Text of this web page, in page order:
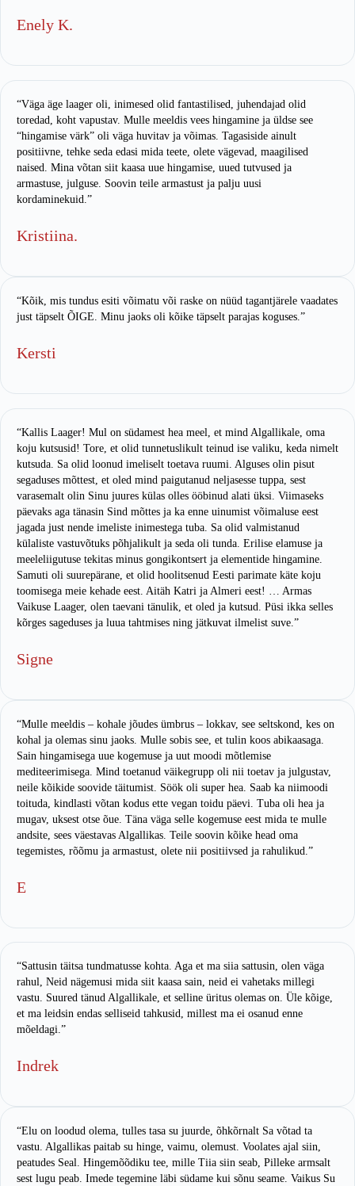
Enely K.
“Väga äge laager oli, inimesed olid fantastilised, juhendajad olid
toredad, koht vapustav. Mulle meeldis vees hingamine ja üldse see
“hingamise värk” oli väga huvitav ja võimas. Tagasiside ainult
positiivne, tehke seda edasi mida teete, olete vägevad, maagilised
naised. Mina võtan siit kaasa uue hingamise, uued tutvused ja
armastuse, julguse. Soovin teile armastust ja palju uusi
kordaminekuid.”
Kristiina.
“Kõik, mis tundus esiti võimatu või raske on nüüd tagantjärele vaadates
just täpselt ÕIGE. Minu jaoks oli kõike täpselt parajas koguses.”
Kersti
“Kallis Laager! Mul on südamest hea meel, et mind Algallikale, oma
koju kutsusid! Tore, et olid tunnetuslikult teinud ise valiku, keda nimelt
kutsuda. Sa olid loonud imeliselt toetava ruumi. Alguses olin pisut
segaduses mõttest, et oled mind paigutanud neljasesse tuppa, sest
varasemalt olin Sinu juures külas olles ööbinud alati üksi. Viimaseks
päevaks aga tänasin Sind mõttes ja ka enne uinumist võimaluse eest
jagada just nende imeliste inimestega tuba. Sa olid valmistanud
külaliste vastuvõtuks põhjalikult ja seda oli tunda. Erilise elamuse ja
meeleliigutuse tekitas minus gongikontsert ja elementide hingamine.
Samuti oli suurepärane, et olid hoolitsenud Eesti parimate käte koju
toomisega meie kehade eest. Aitäh Katri ja Almeri eest! … Armas
Vaikuse Laager, olen taevani tänulik, et oled ja kutsud. Püsi ikka selles
kõrges sageduses ja luua tahtmises ning jätkuvat ilmelist suve.”
Signe
“Mulle meeldis – kohale jõudes ümbrus – lokkav, see seltskond, kes on
kohal ja olemas sinu jaoks. Mulle sobis see, et tulin koos abikaasaga.
Sain hingamisega uue kogemuse ja uut moodi mõtlemise
mediteerimisega. Mind toetanud väikegrupp oli nii toetav ja julgustav,
neile kõikide soovide täitumist. Söök oli super hea. Saab ka niimoodi
toituda, kindlasti võtan kodus ette vegan toidu päevi. Tuba oli hea ja
mugav, uksest otse õue. Täna väga selle kogemuse eest mida te mulle
andsite, sees väestavas Algallikas. Teile soovin kõike head oma
tegemistes, rõõmu ja armastust, olete nii positiivsed ja rahulikud.”
E
“Sattusin täitsa tundmatusse kohta. Aga et ma siia sattusin, olen väga
rahul, Neid nägemusi mida siit kaasa sain, neid ei vahetaks millegi
vastu. Suured tänud Algallikale, et selline üritus olemas on. Üle kõige,
et ma leidsin endas selliseid tahkusid, millest ma ei osanud enne
mõeldagi.”
Indrek
“Elu on loodud olema, tulles tasa su juurde, õhkõrnalt Sa võtad ta
vastu. Algallikas paitab su hinge, vaimu, olemust. Voolates ajal siin,
peatudes Seal. Hingemõõdiku tee, mille Tiia siin seab, Pilleke armsalt
sest lugu peab. Imede tegemine läbi südame kui sõnu seame. Vaikus Su